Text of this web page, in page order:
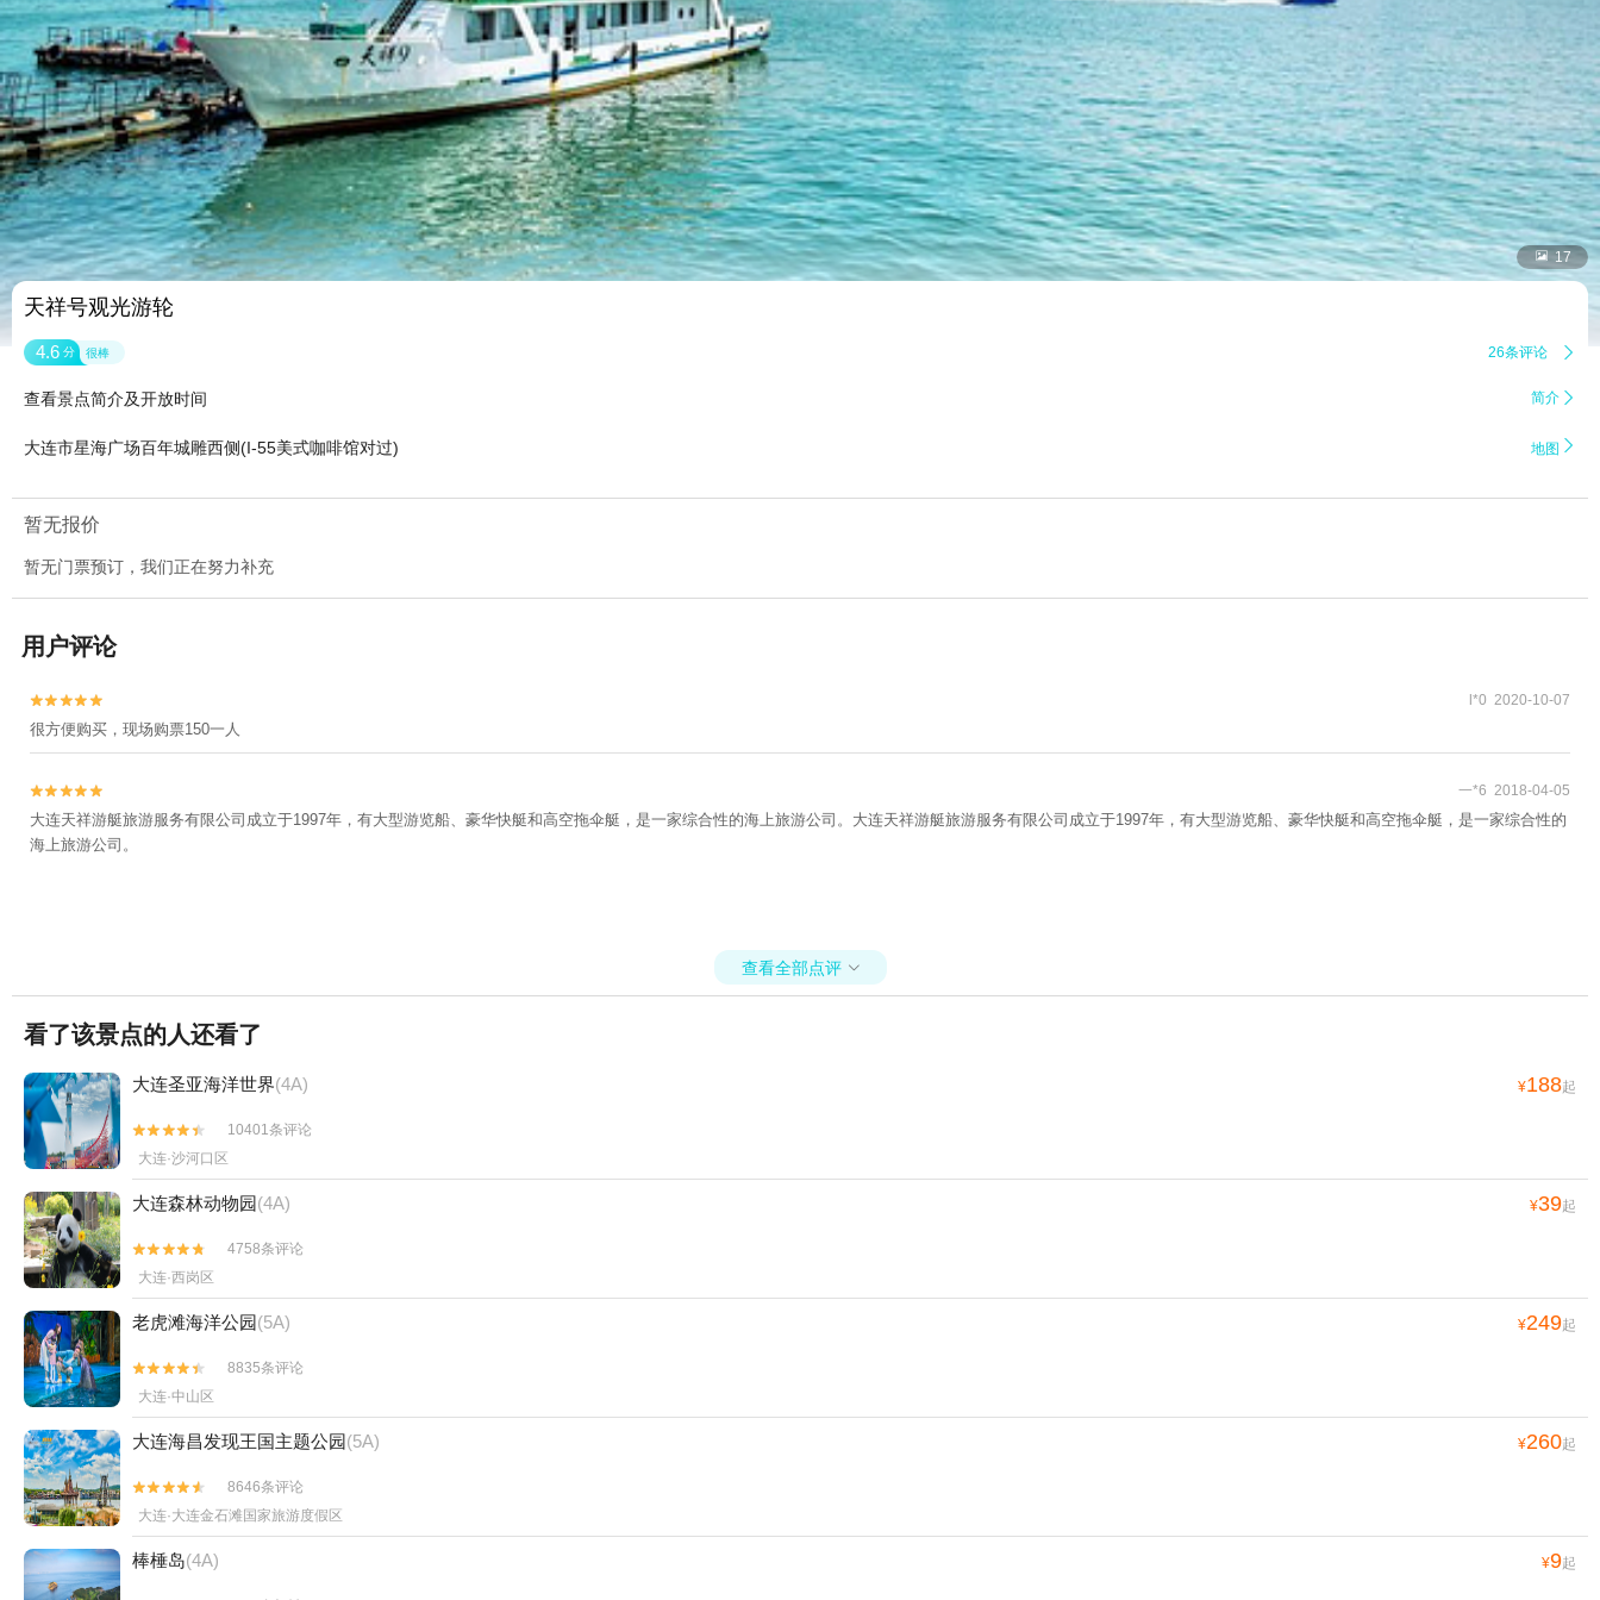
 17
天祥号观光游轮
4.6 分 很棒 26条评论 
查看景点简介及开放时间 简介 
大连市星海广场百年城雕西侧(I-55美式咖啡馆对过) 地图 
暂无报价
暂无门票预订，我们正在努力补充
用户评论

 l*0 2020-10-07
很方便购买，现场购票150一人

 一*6 2018-04-05
大连天祥游艇旅游服务有限公司成立于1997年，有大型游览船、豪华快艇和高空拖伞艇，是一家综合性的海上旅游公司。大连天祥游艇旅游服务有限公司成立于1997年，有大型游览船、豪华快艇和高空拖伞艇，是一家综合性的
海上旅游公司。
查看全部点评 
看了该景点的人还看了
大连圣亚海洋世界(4A) ¥188起


10401条评论
大连·沙河口区
大连森林动物园(4A) ¥39起


4758条评论
大连·西岗区
老虎滩海洋公园(5A) ¥249起


8835条评论
大连·中山区
大连海昌发现王国主题公园(5A) ¥260起


8646条评论
大连·大连金石滩国家旅游度假区
棒棰岛(4A) ¥9起